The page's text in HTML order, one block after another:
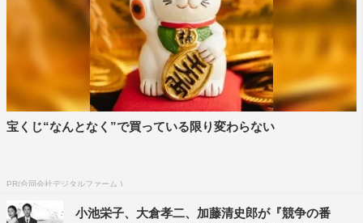
公式Instagram：@kyoso_fujitv
最新放送回 無料配信中
TVer：
https://tver.jp/series/sri6rnfkbz
FOD：
https://fod.fujitv.co.jp/title/002y
宝くじ“なんとなく”で買っている限り変わらない
PR(合同会社デジタルファーム )
小池栄子、大倉孝二、加藤清史郎が『競争の番